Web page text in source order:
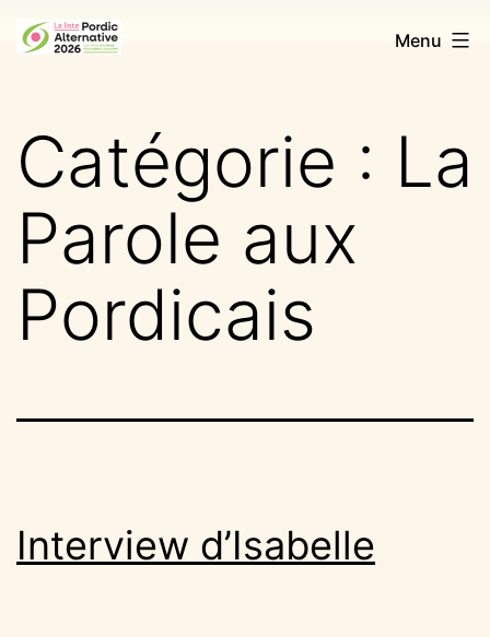
Aller
auPordic
Menu
Catégorie : La
Parole aux
Pordicais
Interview d’Isabelle